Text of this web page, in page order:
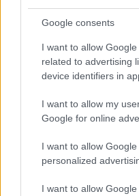
Google consents
I want to allow
related to advertising
device identifiers in
I want to allow my
Google for online
I want to allow
personalized
I want to allow
Amicizia e longevità:
migliorano la qualità
Roberto Capelli · 31 Lug 2026
Come creare un patto